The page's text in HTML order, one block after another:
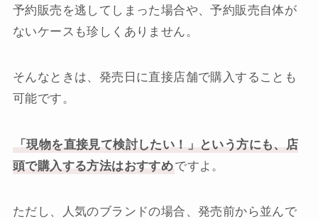
予約販売を逃してしまった場合や、予約販売自体が
ないケースも珍しくありません。
そんなときは、発売日に直接店舗で購入することも
可能です。
「現物を直接見て検討したい！」という方にも、店
頭で購入する方法はおすすめですよ。
ただし、人気のブランドの場合、発売前から並んで